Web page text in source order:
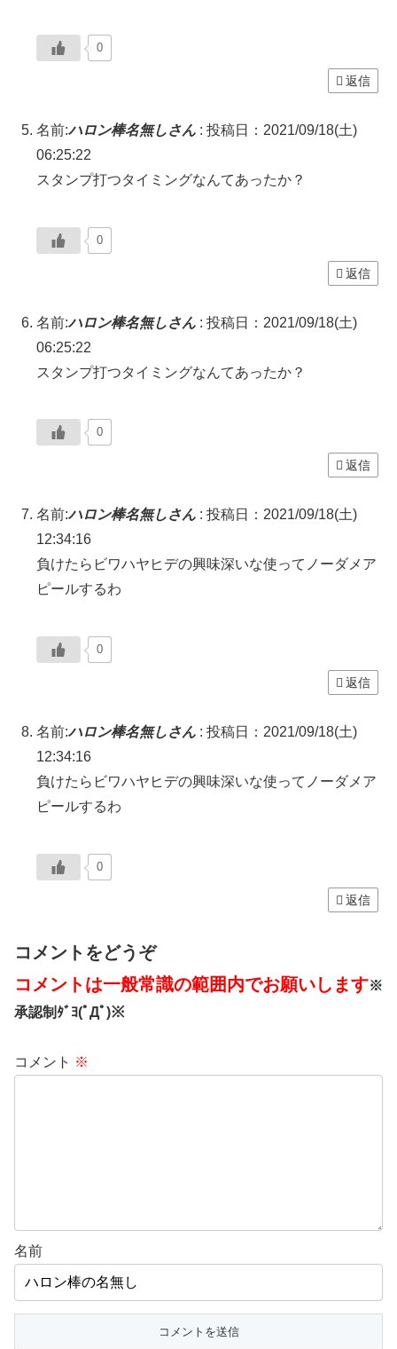
0
返信
名前:ハロン棒名無しさん : 投稿日：2021/09/18(土)
06:25:22
スタンプ打つタイミングなんてあったか？
0
返信
名前:ハロン棒名無しさん : 投稿日：2021/09/18(土)
06:25:22
スタンプ打つタイミングなんてあったか？
0
返信
名前:ハロン棒名無しさん : 投稿日：2021/09/18(土)
12:34:16
負けたらビワハヤヒデの興味深いな使ってノーダメア
ピールするわ
0
返信
名前:ハロン棒名無しさん : 投稿日：2021/09/18(土)
12:34:16
負けたらビワハヤヒデの興味深いな使ってノーダメア
ピールするわ
0
返信
コメントをどうぞ
コメントは一般常識の範囲内でお願いします※
承認制ﾀﾞﾖ(ﾟДﾟ)※
コメント ※
名前